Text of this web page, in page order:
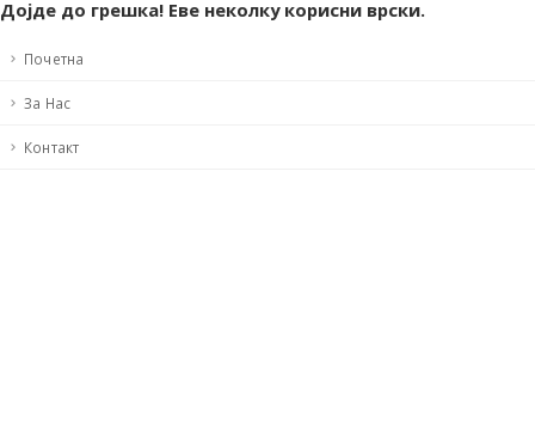
Дојде до грешка! Еве неколку корисни врски.
Почетна
За Нас
Контакт